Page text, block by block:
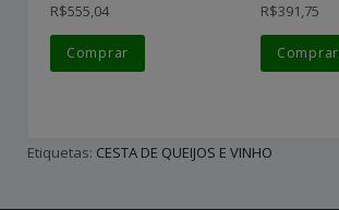
R$555,04
Comprar
R$391,75
Comprar
Etiquetas: CESTA DE QUEIJOS E VINHO